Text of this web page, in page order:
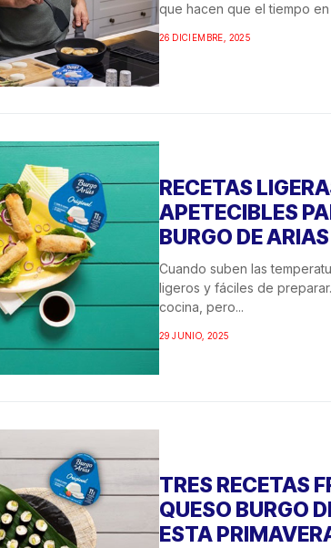
que hacen que el tiempo en
26 DICIEMBRE, 2025
RECETAS
APETECIBLES
BURGO DE ARIAS
Cuando suben las
ligeros y fáciles de
cocina, pero...
29 JUNIO, 2025
TRES RECETAS
QUESO BURGO
ESTA